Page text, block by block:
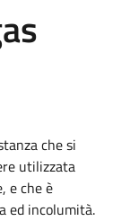
che si
utilizzata
e che è
ed incolumità.